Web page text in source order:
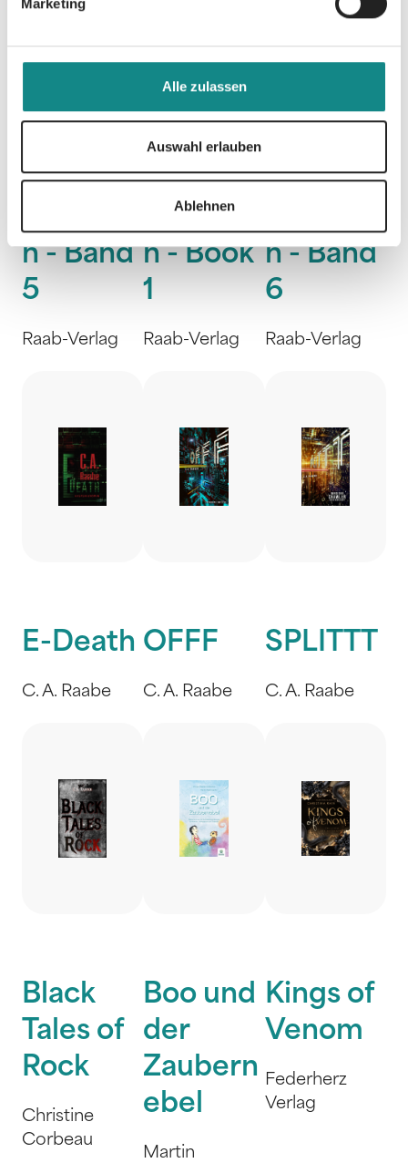
Marketing
Alle zulassen
Auswahl erlauben
Ablehnen
er und
n - Band
5
Raab-Verlag
Schnatt
er and
Liesche
n - Book
1
Raab-Verlag
er und
n - Band
6
Raab-Verlag
E-Death
C. A. Raabe
OFFF
C. A. Raabe
SPLITTT
C. A. Raabe
Black
Tales of
Rock
Christine
Corbeau
Boo und
der
Zaubern
ebel
Martin
Kings of
Venom
Federherz
Verlag